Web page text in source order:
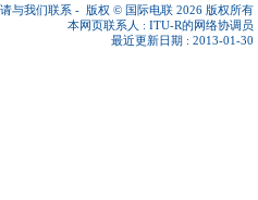
请与我们联系 - 版权 © 国际电联 2026 版权所有
本网页联系人 : ITU-R的网络协调员
最近更新日期 : 2013-01-30